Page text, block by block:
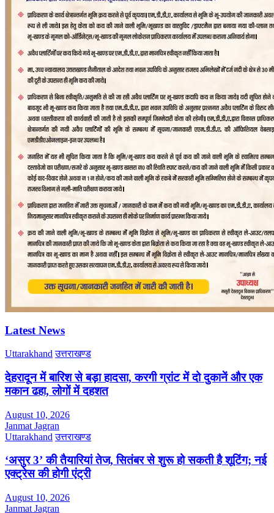
Latest News
Uttarakhand उत्तराखण्ड
देहरादून में बारिश से बड़ा हादसा, करगी ग्रांट में दो दुकानें और एक
मकान ढहा, लोगों में दहशत
August 10, 2026
Janmat Jagran
Uttarakhand उत्तराखण्ड
‘असुर 3’ की तैयारियां तेज, सितंबर से शुरू हो सकती है शूटिंग; नई
एक्ट्रेस की होगी एंट्री
August 10, 2026
Janmat Jagran